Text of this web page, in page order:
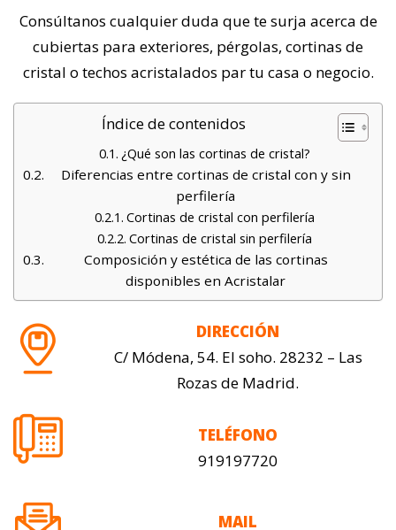
Consúltanos cualquier duda que te surja acerca de
cubiertas para exteriores, pérgolas, cortinas de
cristal o techos acristalados par tu casa o negocio.
Índice de contenidos
¿Qué son las cortinas de cristal?
Diferencias entre cortinas de cristal con y sin
perfilería
Cortinas de cristal con perfilería
Cortinas de cristal sin perfilería
Composición y estética de las cortinas
disponibles en Acristalar
DIRECCIÓN
C/ Módena, 54. El soho. 28232 – Las
Rozas de Madrid.
TELÉFONO
919197720
MAIL